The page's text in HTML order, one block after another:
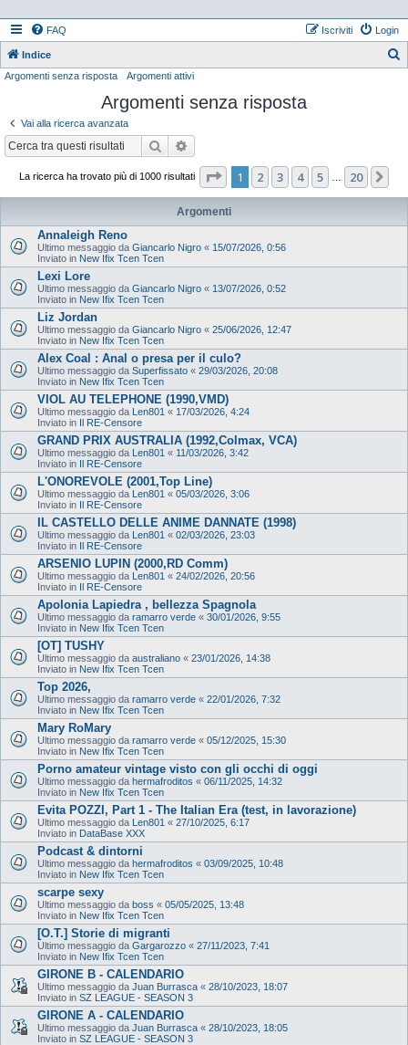
FAQ Login
Iscriviti
Indice
Argomenti senza risposta Argomenti attivi
Argomenti senza risposta
Vai alla ricerca avanzata
Cerca
La ricerca ha trovato più di 1000 risultati Pagina di 20
1 2 3 4 5 20
Argomenti
Annaleigh Reno
Ultimo messaggio da Giancarlo Nigro « 15/07/2026, 0:56
Inviato in New Ifix Tcen Tcen
Lexi Lore
Ultimo messaggio da Giancarlo Nigro « 13/07/2026, 0:52
Inviato in New Ifix Tcen Tcen
Liz Jordan
Ultimo messaggio da Giancarlo Nigro « 25/06/2026, 12:47
Inviato in New Ifix Tcen Tcen
Alex Coal : Anal o presa per il culo?
Ultimo messaggio da Superfissato « 29/03/2026, 20:08
Inviato in New Ifix Tcen Tcen
VIOL AU TELEPHONE (1990,VMD)
Ultimo messaggio da Len801 « 17/03/2026, 4:24
Inviato in Il RE-Censore
GRAND PRIX AUSTRALIA (1992,Colmax, VCA)
Ultimo messaggio da Len801 « 11/03/2026, 3:42
Inviato in Il RE-Censore
L'ONOREVOLE (2001,Top Line)
Ultimo messaggio da Len801 « 05/03/2026, 3:06
Inviato in Il RE-Censore
IL CASTELLO DELLE ANIME DANNATE (1998)
Ultimo messaggio da Len801 « 02/03/2026, 23:03
Inviato in Il RE-Censore
ARSENIO LUPIN (2000,RD Comm)
Ultimo messaggio da Len801 « 24/02/2026, 20:56
Inviato in Il RE-Censore
Apolonia Lapiedra , bellezza Spagnola
Ultimo messaggio da ramarro verde « 30/01/2026, 9:55
Inviato in New Ifix Tcen Tcen
[OT] TUSHY
Ultimo messaggio da australiano « 23/01/2026, 14:38
Inviato in New Ifix Tcen Tcen
Top 2026,
Ultimo messaggio da ramarro verde « 22/01/2026, 7:32
Inviato in New Ifix Tcen Tcen
Mary RoMary
Ultimo messaggio da ramarro verde « 05/12/2025, 15:30
Inviato in New Ifix Tcen Tcen
Porno amateur vintage visto con gli occhi di oggi
Ultimo messaggio da hermafroditos « 06/11/2025, 14:32
Inviato in New Ifix Tcen Tcen
Evita POZZI, Part 1 - The Italian Era (test, in lavorazione)
Ultimo messaggio da Len801 « 27/10/2025, 6:17
Inviato in DataBase XXX
Podcast & dintorni
Ultimo messaggio da hermafroditos « 03/09/2025, 10:48
Inviato in New Ifix Tcen Tcen
scarpe sexy
Ultimo messaggio da boss « 05/05/2025, 13:48
Inviato in New Ifix Tcen Tcen
[O.T.] Storie di migranti
Ultimo messaggio da Gargarozzo « 27/11/2023, 7:41
Inviato in New Ifix Tcen Tcen
GIRONE B - CALENDARIO
Ultimo messaggio da Juan Burrasca « 28/10/2023, 18:07
Inviato in SZ LEAGUE - SEASON 3
GIRONE A - CALENDARIO
Ultimo messaggio da Juan Burrasca « 28/10/2023, 18:05
Inviato in SZ LEAGUE - SEASON 3